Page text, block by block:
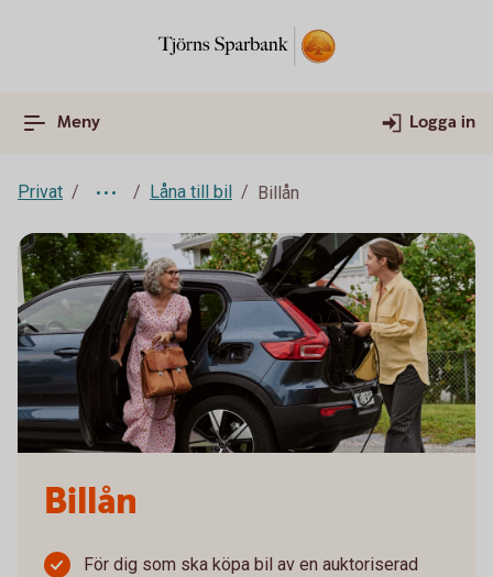
Meny Logga in
Privat Låna till bil Billån
Billån
För dig som ska köpa bil av en auktoriserad